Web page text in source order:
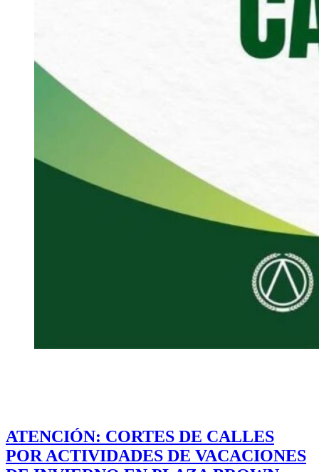
ATENCIÓN: CORTES DE CALLES
POR ACTIVIDADES DE VACACIONES